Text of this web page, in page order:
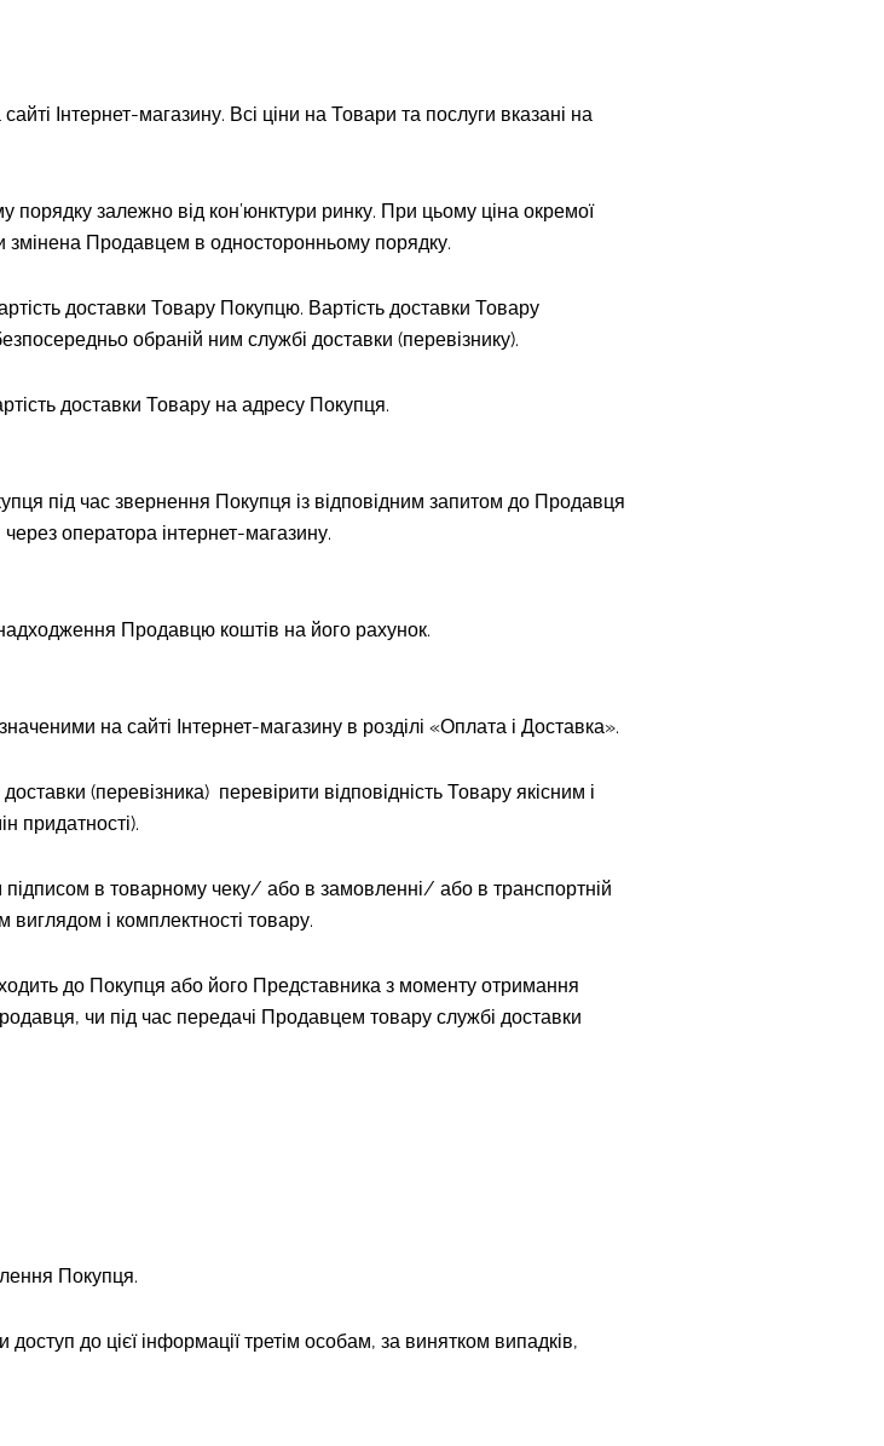
Інтернет-магазину. Всі ціни на Товари та послуги вказані на
залежно від кон’юнктури ринку. При цьому ціна окремої
змінена Продавцем в односторонньому порядку.
доставки Товару Покупцю. Вартість доставки Товару
обраній ним службі доставки (перевізнику).
доставки Товару на адресу Покупця.
під час звернення Покупця із відповідним запитом до Продавця
оператора інтернет-магазину.
Продавцю коштів на його рахунок.
на сайті Інтернет-магазину в розділі «Оплата і Доставка».
(перевізника) перевірити відповідність Товару якісним і
придатності).
в товарному чеку/ або в замовленні/ або в транспортній
виглядом і комплектності товару.
до Покупця або його Представника з моменту отримання
чи під час передачі Продавцем товару службі доставки
Покупця.
до цієї інформації третім особам, за винятком випадків,